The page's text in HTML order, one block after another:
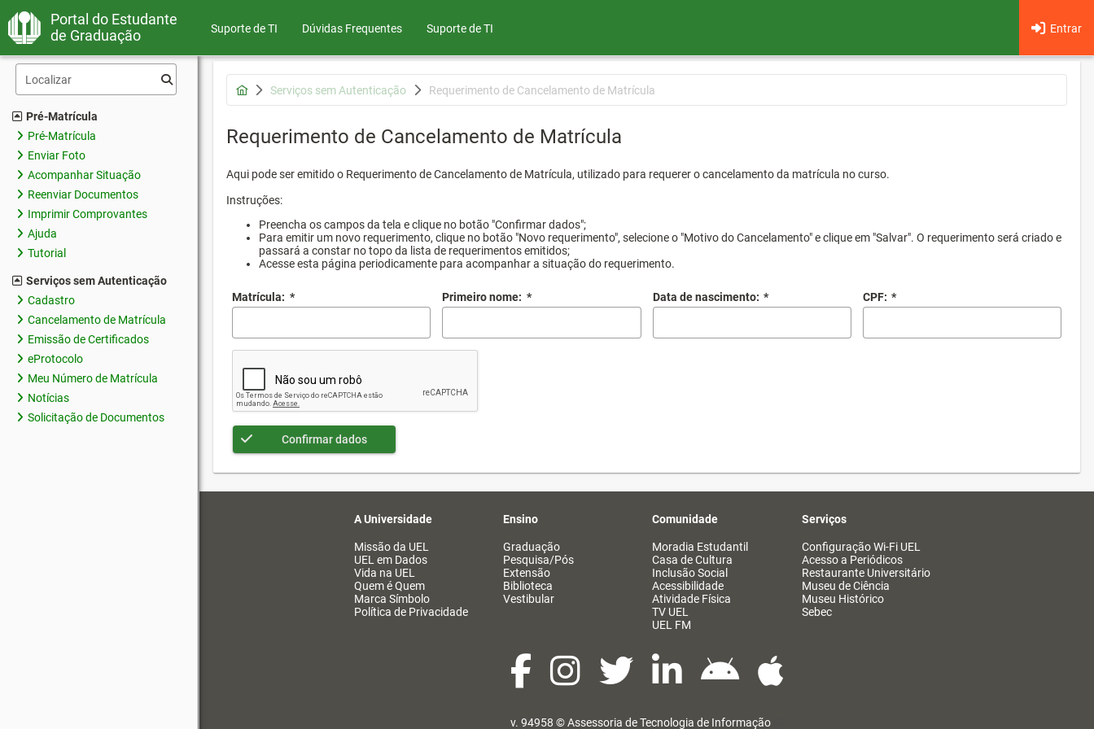
Portal do Estudante
de Graduação
Suporte de TI Dúvidas Frequentes Entrar
Suporte de TI
Pré-Matrícula
Pré-Matrícula
Enviar Foto
Acompanhar Situação
Reenviar Documentos
Imprimir Comprovantes
Ajuda
Tutorial
Serviços sem Autenticação
Cadastro
Cancelamento de Matrícula
Emissão de Certificados
eProtocolo
Meu Número de Matrícula
Notícias
Solicitação de Documentos
Serviços sem Autenticação Requerimento de Cancelamento de Matrícula
Requerimento de Cancelamento de Matrícula
Aqui pode ser emitido o Requerimento de Cancelamento de Matrícula, utilizado para requerer o cancelamento da matrícula no curso.
Instruções:
Preencha os campos da tela e clique no botão "Confirmar dados";
Para emitir um novo requerimento, clique no botão "Novo requerimento", selecione o "Motivo do Cancelamento" e clique em "Salvar". O requerimento será criado e
passará a constar no topo da lista de requerimentos emitidos;
Acesse esta página periodicamente para acompanhar a situação do requerimento.
Matrícula: * Primeiro nome: * Data de nascimento: * CPF: *
Confirmar dados
A Universidade
Missão da UEL
UEL em Dados
Vida na UEL
Quem é Quem
Marca Símbolo
Política de Privacidade
Ensino
Graduação
Pesquisa/Pós
Extensão
Biblioteca
Vestibular
Comunidade
Moradia Estudantil
Casa de Cultura
Inclusão Social
Acessibilidade
Atividade Física
TV UEL
UEL FM
Serviços
Configuração Wi-Fi UEL
Acesso a Periódicos
Restaurante Universitário
Museu de Ciência
Museu Histórico
Sebec
v. 94958 ©Assessoria de Tecnologia de Informação